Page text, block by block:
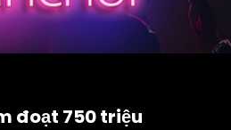
đoạt 750 triệu